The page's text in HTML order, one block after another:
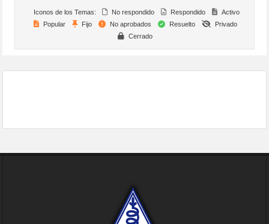
Iconos de los Temas: No respondido Respondido
Activo
Popular
Fijo No aprobados Resuelto
Privado
Cerrado